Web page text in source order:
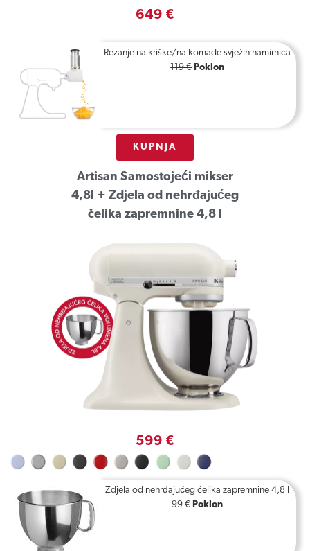
649 €
Rezanje na kriške/na komade svježih namirnica
119 € Poklon
KUPNJA
Artisan Samostojeći mikser
4,8l + Zdjela od nehrđajućeg
čelika zapremnine 4,8 l
599 €
Zdjela od nehrđajućeg čelika zapremnine 4,8 l
99 € Poklon